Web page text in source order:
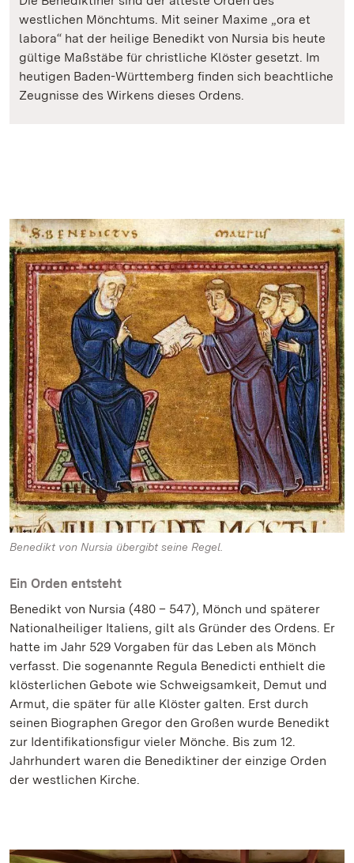
westlichen Mönchtums. Mit seiner Maxime „ora et
labora“ hat der heilige Benedikt von Nursia bis heute
gültige Maßstäbe für christliche Klöster gesetzt. Im
heutigen Baden-Württemberg finden sich beachtliche
Zeugnisse des Wirkens dieses Ordens.
Benedikt von Nursia übergibt seine Regel.
Ein Orden entsteht
Benedikt von Nursia (480 – 547), Mönch und späterer
Nationalheiliger Italiens, gilt als Gründer des Ordens. Er
hatte im Jahr 529 Vorgaben für das Leben als Mönch
verfasst. Die sogenannte Regula Benedicti enthielt die
klösterlichen Gebote wie Schweigsamkeit, Demut und
Armut, die später für alle Klöster galten. Erst durch
seinen Biographen Gregor den Großen wurde Benedikt
zur Identifikationsfigur vieler Mönche. Bis zum 12.
Jahrhundert waren die Benediktiner der einzige Orden
der westlichen Kirche.